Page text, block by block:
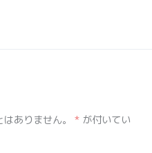
ありません。 * が付いてい